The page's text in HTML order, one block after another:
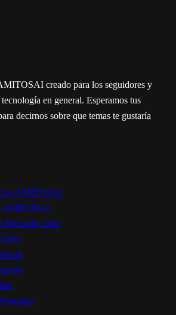
creado para los seguidores y
en general. Esperamos tus
decirnos sobre que temas te gustaría
AMITOSAI
AMITOSAI
Mercado Libre